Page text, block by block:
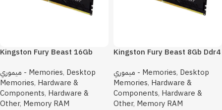
Kingston Fury Beast 16Gb
Memoryميموري - Memories, Desktop
Memories, Hardware &
Components, Hardware &
Other, Memory RAM
Kingston Fury Beast 8Gb Ddr4
ميموري - Memories, Desktop
Memories, Hardware &
Components, Hardware &
Other, Memory RAM